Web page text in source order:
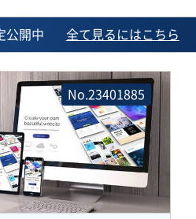
公開中 全て見るにはこちら
No.23401885